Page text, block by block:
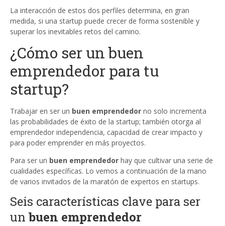
La interacción de estos dos perfiles determina, en gran
medida, si una startup puede crecer de forma sostenible y
superar los inevitables retos del camino.
¿Cómo ser un buen
emprendedor para tu
startup?
Trabajar en ser un buen emprendedor no solo incrementa
las probabilidades de éxito de la startup; también otorga al
emprendedor independencia, capacidad de crear impacto y
para poder emprender en más proyectos.
Para ser un buen emprendedor hay que cultivar una serie de
cualidades específicas. Lo vemos a continuación de la mano
de varios invitados de la maratón de expertos en startups.
Seis características clave para ser
un buen emprendedor